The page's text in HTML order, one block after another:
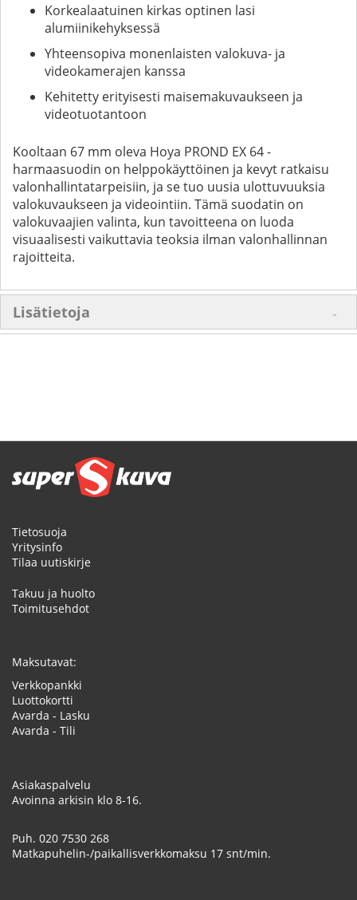
Korkealaatuinen kirkas optinen lasi
alumiinikehyksessä
Yhteensopiva monenlaisten valokuva- ja
videokamerajen kanssa
Kehitetty erityisesti maisemakuvaukseen ja
videotuotantoon
Kooltaan 67 mm oleva Hoya PROND EX 64 -
harmaasuodin on helppokäyttöinen ja kevyt ratkaisu
valonhallintatarpeisiin, ja se tuo uusia ulottuvuuksia
valokuvaukseen ja videointiin. Tämä suodatin on
valokuvaajien valinta, kun tavoitteena on luoda
visuaalisesti vaikuttavia teoksia ilman valonhallinnan
rajoitteita.
Lisätietoja
Tietosuoja
Yritysinfo
Tilaa uutiskirje
Takuu ja huolto
Toimitusehdot
Maksutavat:
Verkkopankki
Luottokortti
Avarda - Lasku
Avarda - Tili
Asiakaspalvelu
Avoinna arkisin klo 8-16.
Puh. 020 7530 268
Matkapuhelin-/paikallisverkkomaksu 17 snt/min.